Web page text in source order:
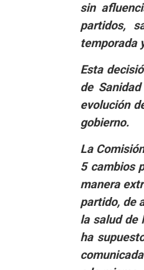
sin
partidos,
temporada
Esta
de
evolución
gobierno.
La
5 cambios
manera
partido, de
la salud de
ha